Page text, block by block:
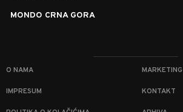
MONDO CRNA GORA
O NAMA MARKETING
IMPRESUM KONTAKT